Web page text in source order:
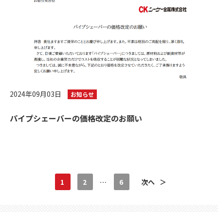
2024年09月03日 お知らせ
パイプシェーバーの価格改定のお願い
1 2 … 6 次へ ＞